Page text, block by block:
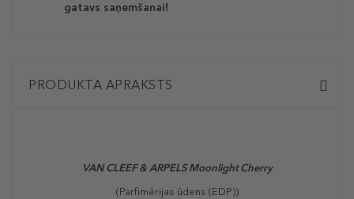
gatavs saņemšanai!
PRODUKTA APRAKSTS
VAN CLEEF & ARPELS Moonlight Cherry
(Parfimērijas ūdens (EDP))